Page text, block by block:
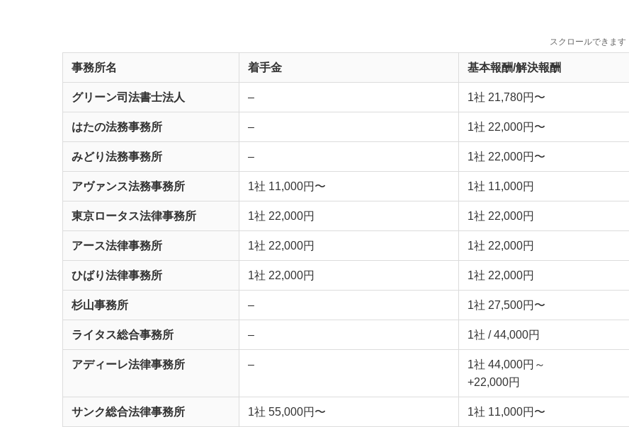
スクロールできます
事務所名 着手金 基本報酬/解決報酬
グリーン司法書士法人 – 1社 21,780円〜
はたの法務事務所 – 1社 22,000円〜
みどり法務事務所 – 1社 22,000円〜
アヴァンス法務事務所 1社 11,000円〜 1社 11,000円
東京ロータス法律事務所 1社 22,000円 1社 22,000円
アース法律事務所 1社 22,000円 1社 22,000円
ひばり法律事務所 1社 22,000円 1社 22,000円
杉山事務所 – 1社 27,500円〜
ライタス総合事務所 – 1社 / 44,000円
アディーレ法律事務所 –
1社 44,000円～
+22,000円
サンク総合法律事務所 1社 55,000円〜 1社 11,000円〜